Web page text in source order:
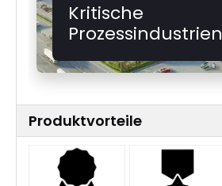
Kritische
Prozessindustrien
Produktvorteile